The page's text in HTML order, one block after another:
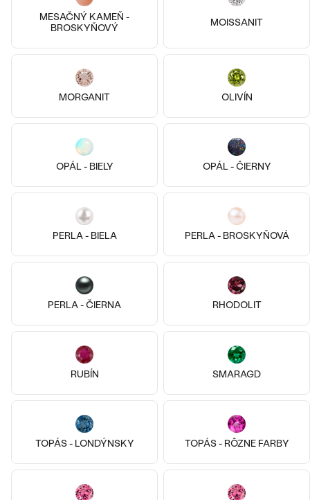
Wave kolekcia
PODĽA TVARU DRAHOKAMU
NA MIERU
DIAMANTY
Bestsellery
Najpredávanejšie
náušnice
Personalizované
prívesky
OBJAVIŤ
Najpredávanejšie
prstene
MESAČNÝ KAMEŇ -
BROSKYŇOVÝ
MOISSANIT
MORGANIT OLIVÍN
OPÁL - BIELY OPÁL - ČIERNY
PERLA - BIELA PERLA - BROSKYŇOVÁ
PERLA - ČIERNA RHODOLIT
RUBÍN SMARAGD
TOPÁS - LONDÝNSKY TOPÁS - RÔZNE FARBY
Striebro, Jantár
Ilona
Striebro, Jantár
Kenisha
Striebro, Jantár